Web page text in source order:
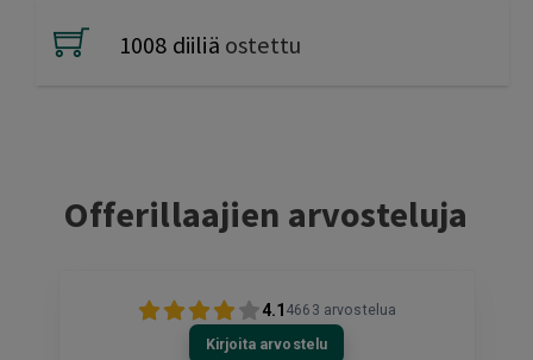
1008 diiliä ostettu
Offerillaajien arvosteluja
4.1 4663 arvostelua
Kirjoita arvostelu